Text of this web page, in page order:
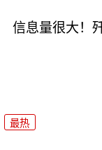
信息量很大！
最热